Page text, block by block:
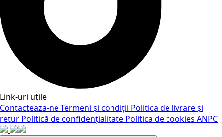
Link-uri utile
Contacteaza-neTermeni și condiții Politica de livrare și
retur Politică de confidențialitate Politica de cookies ANPC